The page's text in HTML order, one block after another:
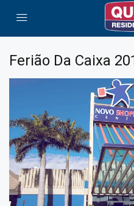
Ferião Da Caixa